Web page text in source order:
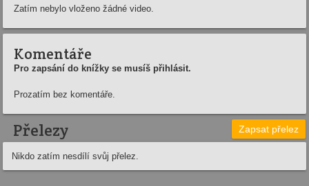
Zatím nebylo vloženo žádné video.
Komentáře
Pro zapsání do knížky se musíš přihlásit.
Prozatím bez komentáře.
Přelezy Zapsat přelez
Nikdo zatím nesdílí svůj přelez.